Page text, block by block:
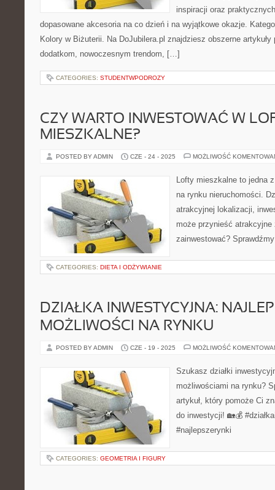
inspiracji oraz
dopasowane akcesoria na co dzień i na wyjątkowe okazje.
Kolory w Biżuterii. Na DoJubilera.pl znajdziesz obszerne
dodatkom, nowoczesnym trendom, […]
CATEGORIES: STUDENTWPODROZY
CZY WARTO INWESTOWAĆ W
MIESZKALNE?
POSTED BY ADMIN CZE - 24 - 2025 MOŻLIWOŚĆ
Lofty mieszkalne to jedna
na rynku nieruchomości.
atrakcyjnej lokalizacji,
może przynieść
zainwestować?
CATEGORIES: DIETA I ODŻYWIANIE
DZIAŁKA INWESTYCYJNA:
MOŻLIWOŚCI NA RYNKU
POSTED BY ADMIN CZE - 19 - 2025 MOŻLIWOŚĆ
Szukasz działki
możliwościami na rynku?
artykuł, który pomoże Ci
do inwestycji! 🏡💰
#najlepszerynki
CATEGORIES: GEOMETRIA I FIGURY